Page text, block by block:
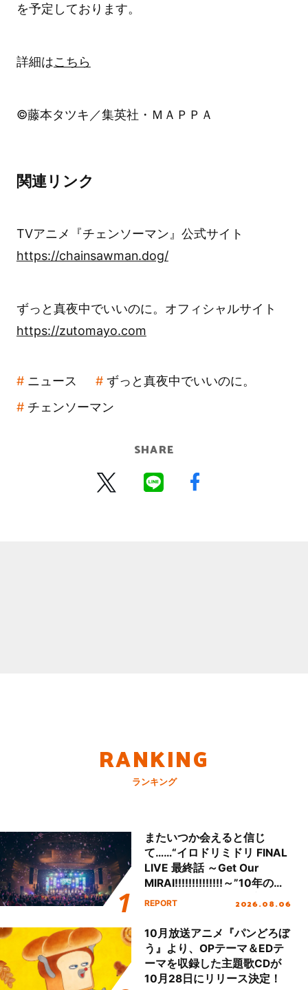
を予定しております。
詳細はこちら
©藤本タツキ／集英社・ＭＡＰＰＡ
関連リンク
TVアニメ『チェンソーマン』公式サイト
https://chainsawman.dog/
ずっと真夜中でいいのに。オフィシャルサイト
https://zutomayo.com
ニュース
ずっと真夜中でいいのに。
チェンソーマン
SHARE
RANKING
ランキング
またいつか会えると信じ
て……“イロドリミドリ FINAL
LIVE 最終話 ～Get Our
MIRAI!!!!!!!!!!!!!!～”10年の活
動を経てファイナルを迎える
REPORT 2026.08.06
10月放送アニメ『パンどろぼ
う』より、OPテーマ＆EDテ
ーマを収録した主題歌CDが
10月28日にリリース決定！